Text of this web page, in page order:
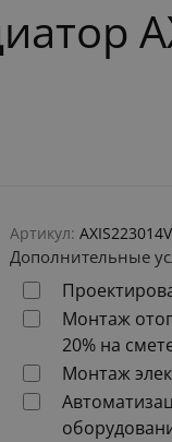
Артикул: AXIS223014V
Дополнительные
Монтаж
20% на
Монтаж